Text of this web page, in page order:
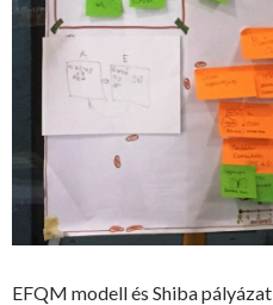
EFQM modell és Shiba pályázat